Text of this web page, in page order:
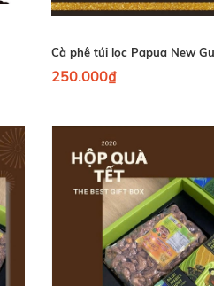
250.000₫